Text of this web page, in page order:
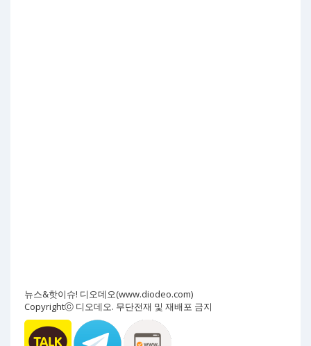
뉴스&핫이슈! 디오데오(www.diodeo.com)
Copyrightⓒ 디오데오. 무단전재 및 재배포 금지